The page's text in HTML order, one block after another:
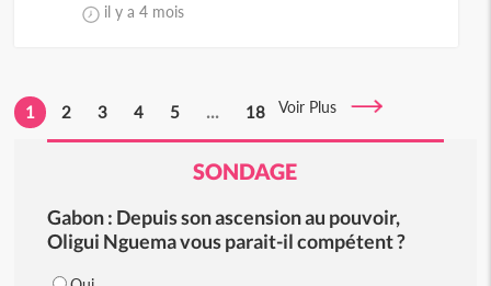
il y a 4 mois
1 2 3 4 5 ... 18 Voir Plus
SONDAGE
Gabon : Depuis son ascension au pouvoir,
Oligui Nguema vous parait-il compétent ?